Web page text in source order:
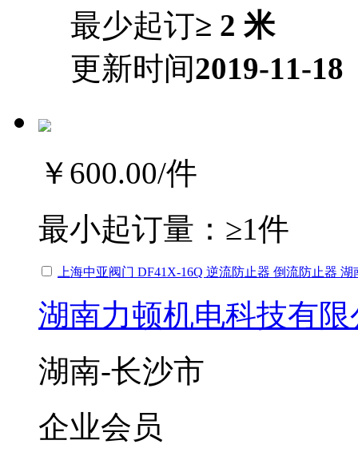
最少起订≥ 2 米
更新时间2019-11-18
￥600.00/件
最小起订量： ≥1件
上海中亚阀门 DF41X-16Q 逆流防止器 倒流防止器 湖
湖南力顿机电科技有限
湖南-长沙市
企业会员